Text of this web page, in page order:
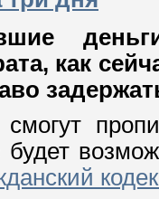
как